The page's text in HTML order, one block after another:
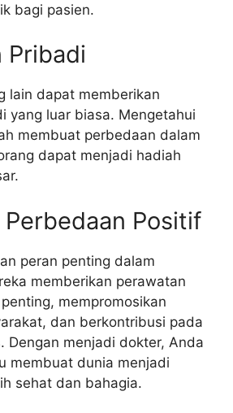
bagi pasien.
Pribadi
lain dapat memberikan
yang luar biasa. Mengetahui
membuat perbedaan dalam
dapat menjadi hadiah
Positif
peran penting dalam
memberikan perawatan
mempromosikan
dan berkontribusi pada
Dengan menjadi dokter, Anda
membuat dunia menjadi
sehat dan bahagia.